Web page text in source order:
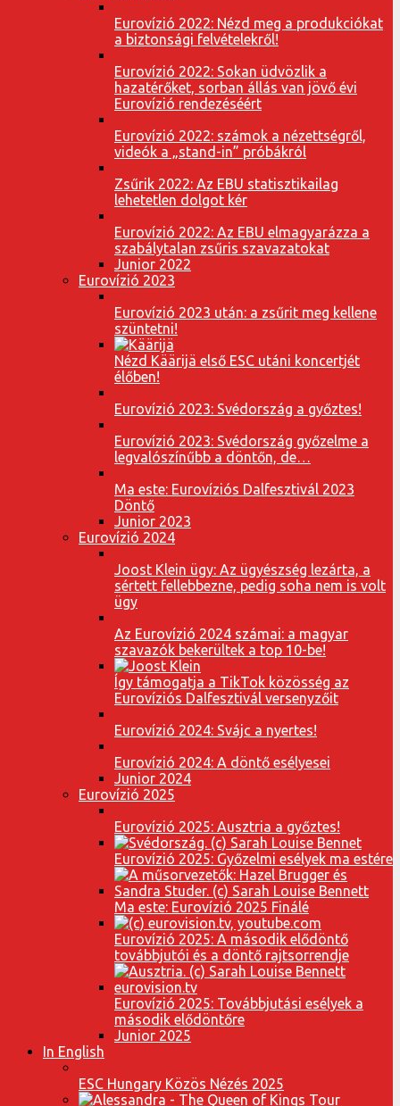
Eurovízió 2022: Nézd meg a produkciókat
a biztonsági felvételekről!
Eurovízió 2022: Sokan üdvözlik a
hazatérőket, sorban állás van jövő évi
Eurovízió rendezéséért
Eurovízió 2022: számok a nézettségről,
videók a „stand-in” próbákról
Zsűrik 2022: Az EBU statisztikailag
lehetetlen dolgot kér
Eurovízió 2022: Az EBU elmagyarázza a
szabálytalan zsűris szavazatokat
Junior 2022
Eurovízió 2023
Eurovízió 2023 után: a zsűrit meg kellene
szüntetni!
Nézd Käärijä első ESC utáni koncertjét
élőben!
Eurovízió 2023: Svédország a győztes!
Eurovízió 2023: Svédország győzelme a
legvalószínűbb a döntőn, de…
Ma este: Eurovíziós Dalfesztivál 2023
Döntő
Junior 2023
Eurovízió 2024
Joost Klein ügy: Az ügyészség lezárta, a
sértett fellebbezne, pedig soha nem is volt
ügy
Az Eurovízió 2024 számai: a magyar
szavazók bekerültek a top 10-be!
Így támogatja a TikTok közösség az
Eurovíziós Dalfesztivál versenyzőit
Eurovízió 2024: Svájc a nyertes!
Eurovízió 2024: A döntő esélyesei
Junior 2024
Eurovízió 2025
Eurovízió 2025: Ausztria a győztes!
Eurovízió 2025: Győzelmi esélyek ma estére
Ma este: Eurovízió 2025 Finálé
Eurovízió 2025: A második elődöntő
továbbjutói és a döntő rajtsorrendje
Eurovízió 2025: Továbbjutási esélyek a
második elődöntőre
Junior 2025
In English
ESC Hungary Közös Nézés 2025